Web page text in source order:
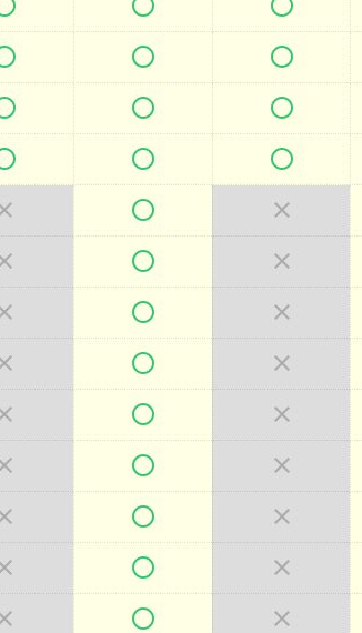
 
 
 
 
 
 
 
 
 
 
 
 
 